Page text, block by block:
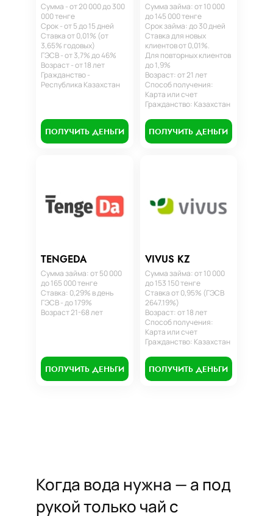
Сумма - от 20 000 до 300
000 тенге
Срок - от 5 до 15 дней
Ставка от 0,01% (от
3,65% годовых)
ГЭСВ - от 3,7% до 46%
Возраст - от 18 лет
Гражданство -
Республика Казахстан
ПОЛУЧИТЬ ДЕНЬГИ
Сумма займа: от 10 000
до 145 000 тенге
Срок займа: до 30 дней
Ставка для новых
клиентов от 0,01%.
Для повторных клиентов
до 1,9%
Возраст: от 21 лет
Способ получения:
Карта или счет
Гражданство: Казахстан
ПОЛУЧИТЬ ДЕНЬГИ
TENGEDA
Сумма займа: от 50 000
до 165 000 тенге
Ставка: 0,29% в день
ГЭСВ - до 179%
Возраст 21-68 лет
ПОЛУЧИТЬ ДЕНЬГИ
VIVUS KZ
Сумма займа: от 10 000
до 153 150 тенге
Ставка от 0,95% (ГЭСВ
2647.19%)
Возраст: от 18 лет
Способ получения:
Карта или счет
Гражданство: Казахстан
ПОЛУЧИТЬ ДЕНЬГИ
Когда вода нужна — а под
рукой только чай с